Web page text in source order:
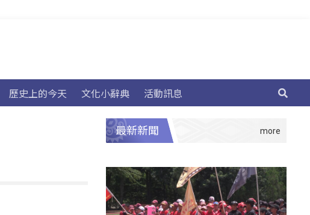
歷史上的今天 文化小辭典 活動訊息
最新新聞